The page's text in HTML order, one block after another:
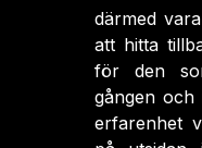
därmed
att hitta
för den
gången och
erfarenhet